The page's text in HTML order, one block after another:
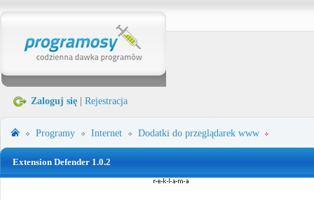
Zaloguj się Rejestracja
Programy Internet Dodatki do przeglądarek www
Extension Defender 1.0.2